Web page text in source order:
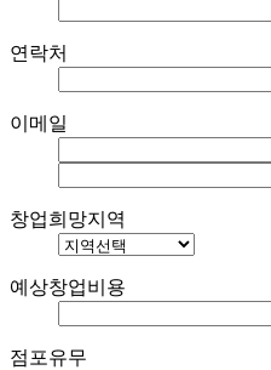
연락처
이메일
창업희망지역
예상창업비용
점포유무